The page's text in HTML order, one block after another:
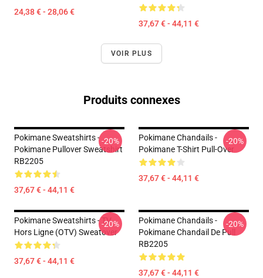
24,38 € - 28,06 €
37,67 € - 44,11 €
VOIR PLUS
Produits connexes
Pokimane Sweatshirts -
Pokimane Pullover Sweatshirt
RB2205
37,67 € - 44,11 €
-20%
Pokimane Chandails -
Pokimane T-Shirt Pull-Over
37,67 € - 44,11 €
-20%
Pokimane Sweatshirts - TV
Hors Ligne (OTV) Sweatover
37,67 € - 44,11 €
-20%
Pokimane Chandails -
Pokimane Chandail De Pull
RB2205
37,67 € - 44,11 €
-20%